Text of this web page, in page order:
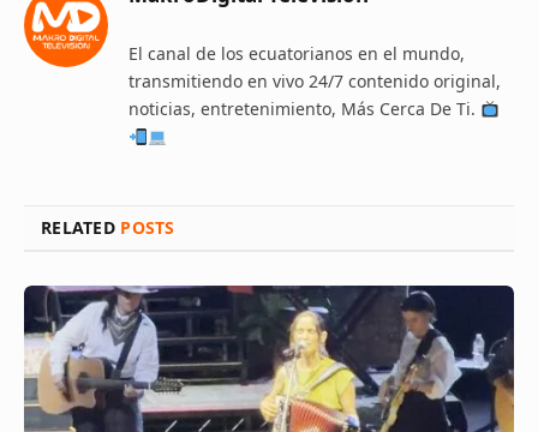
El canal de los ecuatorianos en el mundo,
transmitiendo en vivo 24/7 contenido original,
noticias, entretenimiento, Más Cerca De Ti.
RELATED POSTS